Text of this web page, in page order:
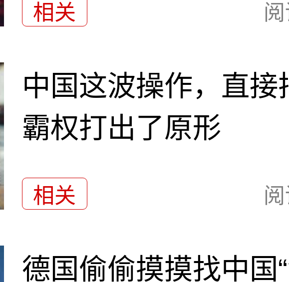
相关
中国这波操作，直接
霸权打出了原形
相关
德国偷偷摸摸找中国